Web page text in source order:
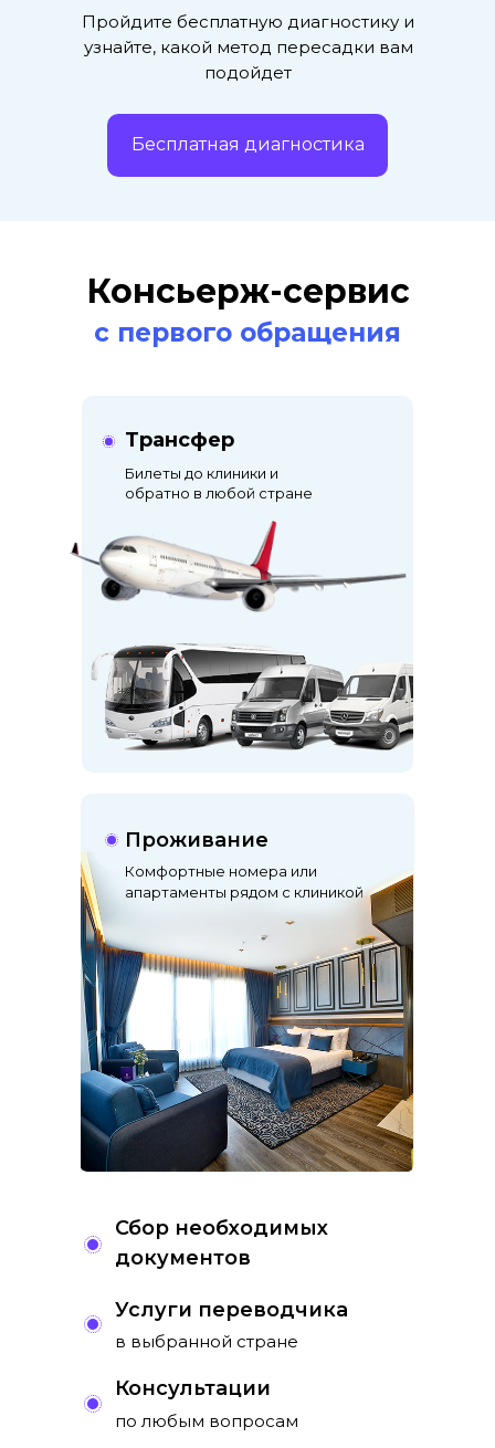
Бесплатная диагностика
Пройдите бесплатную диагностику и
узнайте, какой метод пересадки вам
подойдет
Консьерж-сервис
с первого обращения
Сбор необходимых
документов
по любым вопросам
Консультации
Услуги переводчика
в выбранной стране
Проживание
Комфортные номера или
апартаменты рядом с клиникой
Трансфер
Билеты до клиники и
обратно в любой стране